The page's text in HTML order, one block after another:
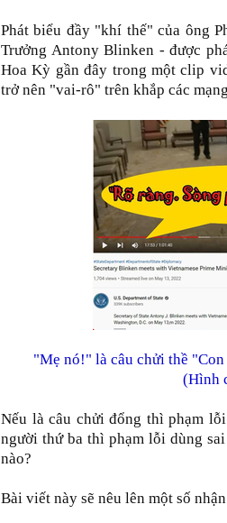
Phát biểu đầy "khí thế" của ông
Trưởng Antony Blinken - được
Hoa Kỳ gần đây trong một clip
trở nên "vai-rô" trên khắp các
"Mẹ nó!" là câu chửi thề
(Hình
Nếu là câu chửi đổng thì phạm
người thứ ba thì phạm lỗi dùng
nào?
Bài viết này sẽ nêu lên một số